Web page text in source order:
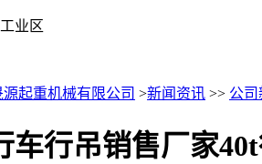
业区
起重机械有限公司 >新闻资讯 >> 公司
车行吊销售厂家